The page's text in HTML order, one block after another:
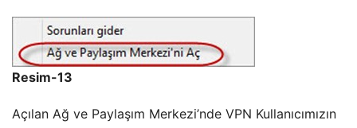
Resim-13
Açılan Ağ ve Paylaşım Merkezi’nde VPN Kullanıcımızın